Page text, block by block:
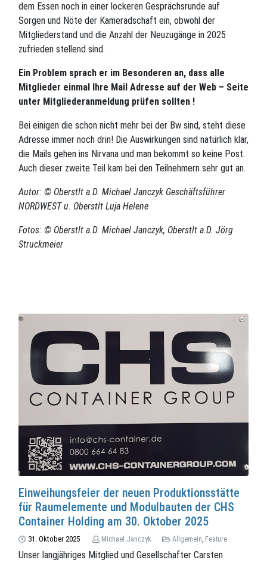
dem Essen noch in einer lockeren Gesprächsrunde auf
Sorgen und Nöte der Kameradschaft ein, obwohl der
Mitgliederstand und die Anzahl der Neuzugänge in 2025
zufrieden stellend sind.
Ein Problem sprach er im Besonderen an, dass alle
Mitglieder einmal Ihre Mail Adresse auf der Web – Seite
unter Mitgliederanmeldung prüfen sollten !
Bei einigen die schon nicht mehr bei der Bw sind, steht diese
Adresse immer noch drin! Die Auswirkungen sind natürlich klar,
die Mails gehen ins Nirvana und man bekommt so keine Post.
Auch dieser zweite Teil kam bei den Teilnehmern sehr gut an.
Autor: © Oberstlt a.D. Michael Janczyk Geschäftsführer
NORDWEST u. Oberstlt Luja Helene
Fotos: © Oberstlt a.D. Michael Janczyk, Oberstlt a.D. Jörg
Struckmeier
Einweihungsfeier der neuen Produktionsstätte
für Raumelemente und Modulbauten der CHS
Container Holding am 30. Oktober 2025
31. Oktober 2025 Michael.Janczyk Allgemein, Feature
Unser langjähriges Mitglied und Gesellschafter Carsten